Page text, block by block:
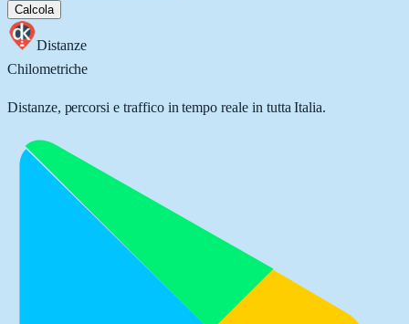
Calcola
Distanze
Chilometriche
Distanze, percorsi e traffico in tempo reale in tutta Italia.